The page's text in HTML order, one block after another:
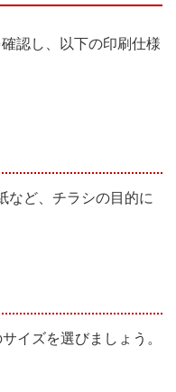
認し、以下の印刷仕様
など、チラシの目的に
イズを選びましょう。